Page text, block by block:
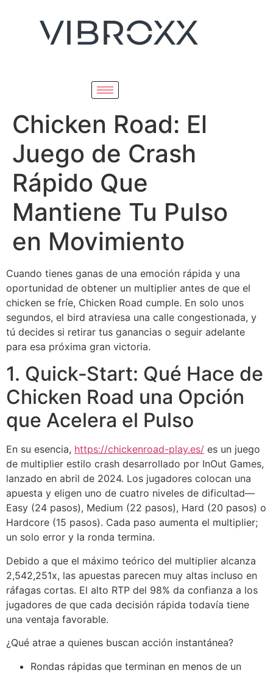
Chicken Road: El
Juego de Crash
Rápido Que
Mantiene Tu Pulso
en Movimiento
Cuando tienes ganas de una emoción rápida y una
oportunidad de obtener un multiplier antes de que el
chicken se fríe, Chicken Road cumple. En solo unos
segundos, el bird atraviesa una calle congestionada, y
tú decides si retirar tus ganancias o seguir adelante
para esa próxima gran victoria.
1. Quick‑Start: Qué Hace de
Chicken Road una Opción
que Acelera el Pulso
En su esencia, https://chickenroad-play.es/ es un juego
de multiplier estilo crash desarrollado por InOut Games,
lanzado en abril de 2024. Los jugadores colocan una
apuesta y eligen uno de cuatro niveles de dificultad—
Easy (24 pasos), Medium (22 pasos), Hard (20 pasos) o
Hardcore (15 pasos). Cada paso aumenta el multiplier;
un solo error y la ronda termina.
Debido a que el máximo teórico del multiplier alcanza
2,542,251x, las apuestas parecen muy altas incluso en
ráfagas cortas. El alto RTP del 98% da confianza a los
jugadores de que cada decisión rápida todavía tiene
una ventaja favorable.
¿Qué atrae a quienes buscan acción instantánea?
Rondas rápidas que terminan en menos de un